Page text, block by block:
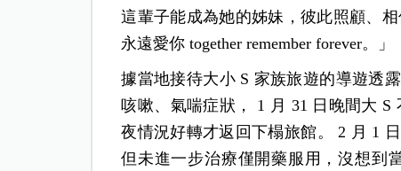
這輩子能成為她的姊妹，彼此照顧、
永遠愛你 together remember forever。」
據當地接待大小 S 家族旅遊的導遊透
咳嗽、氣喘症狀， 1 月 31 日晚間大
夜情況好轉才返回下榻旅館。 2 月 1
但未進一步治療僅開藥服用，沒想到